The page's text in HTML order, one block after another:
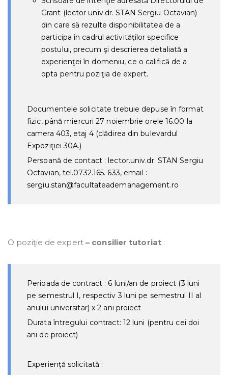
Grant (lector univ.dr. STAN Sergiu Octavian)
din care să rezulte disponibilitatea de a
participa în cadrul activităţilor specifice
postului, precum şi descrierea detaliată a
experienţei în domeniu, ce o califică de a
opta pentru poziţia de expert.
Documentele solicitate trebuie depuse în format
fizic, până miercuri 27 noiembrie orele 16.00 la
camera 403, etaj 4 (clădirea din bulevardul
Expoziţiei 30A.)
Persoană de contact : lector.univ.dr. STAN Sergiu
Octavian, tel.0732.165. 633, email :
sergiu.stan@facultateademanagement.ro
O poziţie de expert – consilier tutoriat :
Perioada de contract : 6 luni/an de proiect (3 luni
pe semestrul I, respectiv 3 luni pe semestrul II al
anului universitar) x 2 ani proiect
Durata întregului contract: 12 luni (pentru cei doi
ani de proiect)
Experienţă solicitată :